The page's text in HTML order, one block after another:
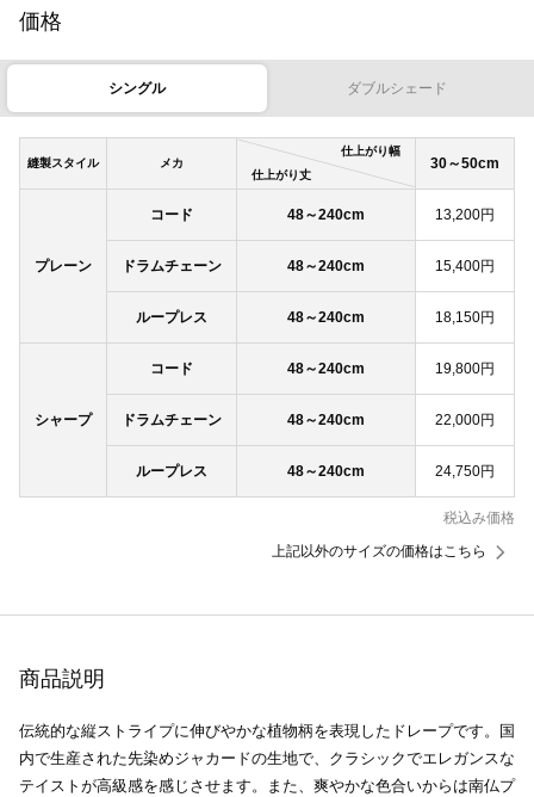
価格
シングル ダブルシェード
縫製スタイル メカ
仕上がり幅
仕上がり丈
30～50cm
プレーン
コード 48～240cm 13,200円
ドラムチェーン 48～240cm 15,400円
ループレス 48～240cm 18,150円
シャープ
コード 48～240cm 19,800円
ドラムチェーン 48～240cm 22,000円
ループレス 48～240cm 24,750円
税込み価格
上記以外のサイズの価格はこちら
商品説明
伝統的な縦ストライプに伸びやかな植物柄を表現したドレープです。国
内で生産された先染めジャカードの生地で、クラシックでエレガンスな
テイストが高級感を感じさせます。また、爽やかな色合いからは南仏プ